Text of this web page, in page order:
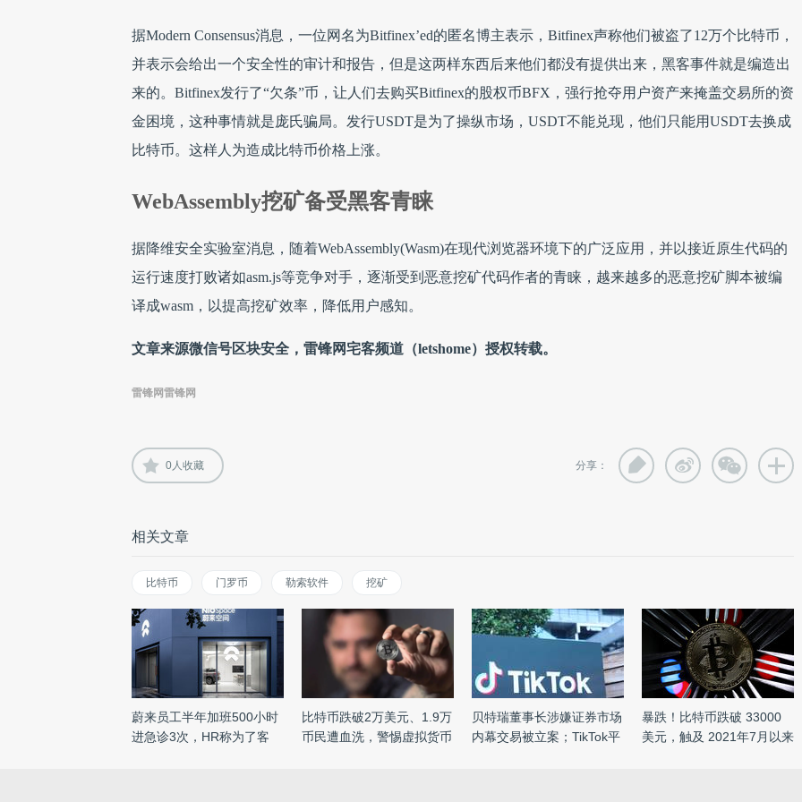
据Modern Consensus消息，一位网名为Bitfinex’ed的匿名博主表示，Bitfinex声称他们被盗了12万个比特币，
并表示会给出一个安全性的审计和报告，但是这两样东西后来他们都没有提供出来，黑客事件就是编造出
来的。Bitfinex发行了“欠条”币，让人们去购买Bitfinex的股权币BFX，强行抢夺用户资产来掩盖交易所的资
金困境，这种事情就是庞氏骗局。发行USDT是为了操纵市场，USDT不能兑现，他们只能用USDT去换成
比特币。这样人为造成比特币价格上涨。
WebAssembly挖矿备受黑客青睐
据降维安全实验室消息，随着WebAssembly(Wasm)在现代浏览器环境下的广泛应用，并以接近原生代码的
运行速度打败诸如asm.js等竞争对手，逐渐受到恶意挖矿代码作者的青睐，越来越多的恶意挖矿脚本被编
译成wasm，以提高挖矿效率，降低用户感知。
文章来源微信号区块安全，雷锋网宅客频道（letshome）授权转载。
雷锋网雷锋网
0人收藏 分享：
相关文章
比特币 门罗币 勒索软件 挖矿
蔚来员工半年加班500小时
进急诊3次，HR称为了客
比特币跌破2万美元、1.9万
币民遭血洗，警惕虚拟货币
贝特瑞董事长涉嫌证券市场
内幕交易被立案；TikTok平
暴跌！比特币跌破 33000
美元，触及 2021年7月以来